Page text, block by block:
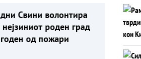
Свини волонтира
нејзиниот роден град
од пожари